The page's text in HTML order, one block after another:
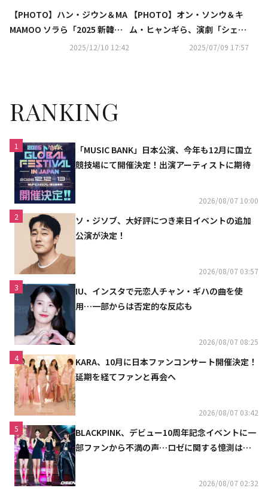
【PHOTO】ハン・ジウン＆MA
MAMOO ソラら「2025 新韓銀
行SOL KBOゴールデングローブ
2025/12/10 12:42
【PHOTO】オン・ソンウ＆キ
ム・ヒャンギら、演劇「シェイ
クスピア・イン・ラブ」記者懇
2025/07/09 17:57
RANKING
1
「MUSIC BANK」日本公演、今年も12月に国立
競技場にて開催決定！出演アーティストに期待
2026/08/07 10:00
2
ソ・ジソブ、大好評につき来日イベントの追加
公演が決定！
2026/08/07 03:57
3
IU、インスタで元恋人チャン・ギハの曲を使
用…一部からは否定的な反応も
2026/08/07 08:25
4
KARA、10月に日本ファンコンサート開催決定！
延期を経てファンと再会へ
2026/08/07 03:42
5
BLACKPINK、デビュー10周年記念イベントに一
部ファンから不満の声…ロゼに関する憶測は否
2026/08/07 02:32